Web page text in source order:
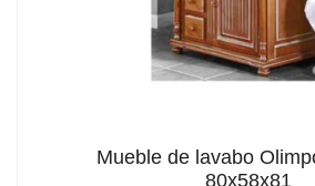
Mueble de lavabo
80x58x81